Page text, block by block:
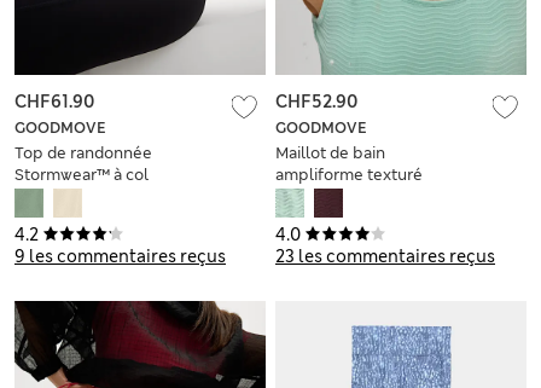
4.2
9 les commentaires reçus
GOODMOVE
Top de randonnée
Stormwear™ à col
zippé
CHF61.90
4.0
23 les commentaires reçus
GOODMOVE
Maillot de bain
ampliforme texturé
dos rond, effet
ventre plat
CHF52.90